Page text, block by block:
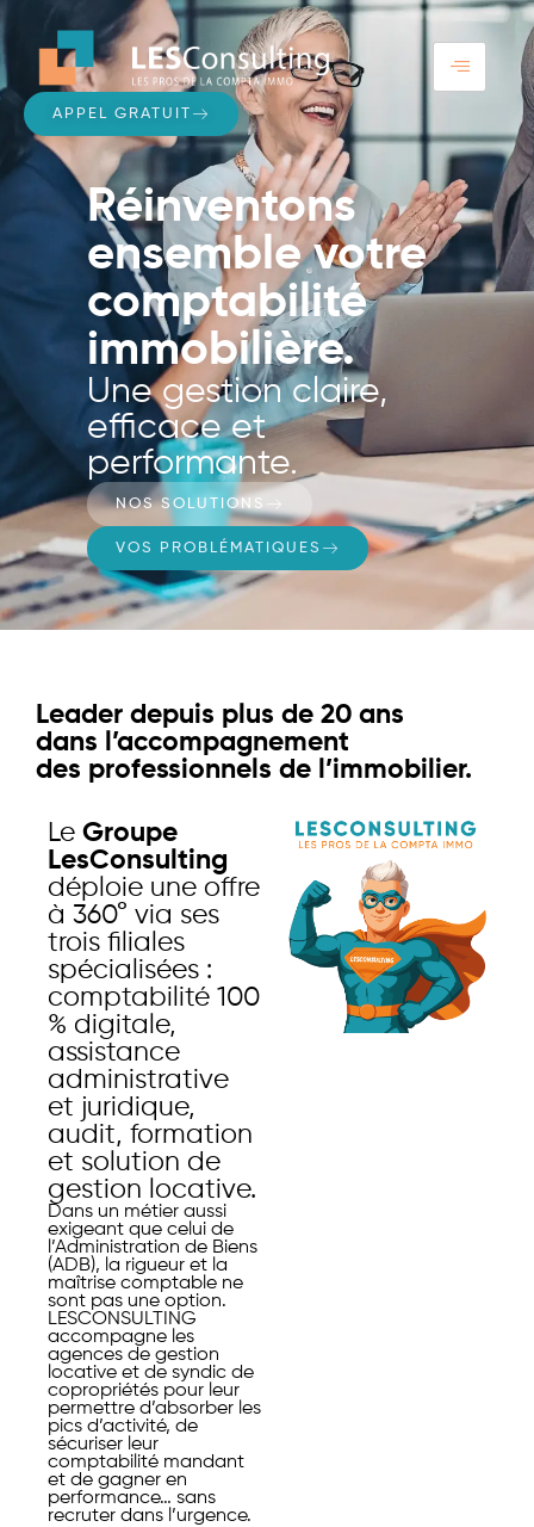
APPEL GRATUIT
Réinventons
ensemble votre
comptabilité
immobilière.
Une gestion claire,
efficace et
performante.
NOS SOLUTIONS
VOS PROBLÉMATIQUES
Leader depuis plus de 20 ans
dans l’accompagnement
des professionnels de l’immobilier.
Le Groupe
LesConsulting
déploie une offre
à 360° via ses
trois filiales
spécialisées :
comptabilité 100
% digitale,
assistance
administrative
et juridique,
audit, formation
et solution de
gestion locative.
Dans un métier aussi
exigeant que celui de
l’Administration de Biens
(ADB), la rigueur et la
maîtrise comptable ne
sont pas une option.
LESCONSULTING
accompagne les
agences de gestion
locative et de syndic de
copropriétés pour leur
permettre d’absorber les
pics d’activité, de
sécuriser leur
comptabilité mandant
et de gagner en
performance… sans
recruter dans l’urgence.